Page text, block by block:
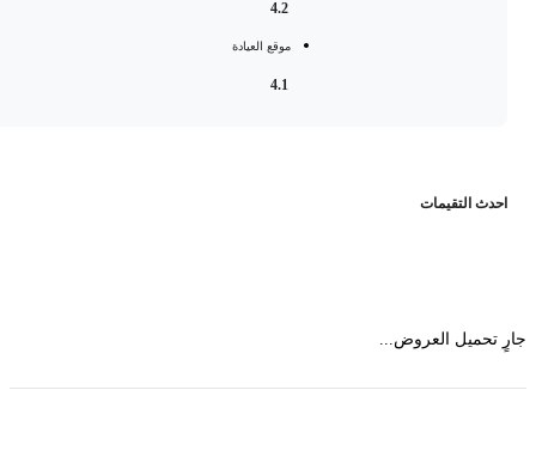
موقع العيادة
التقيمات
تحميل العروض...